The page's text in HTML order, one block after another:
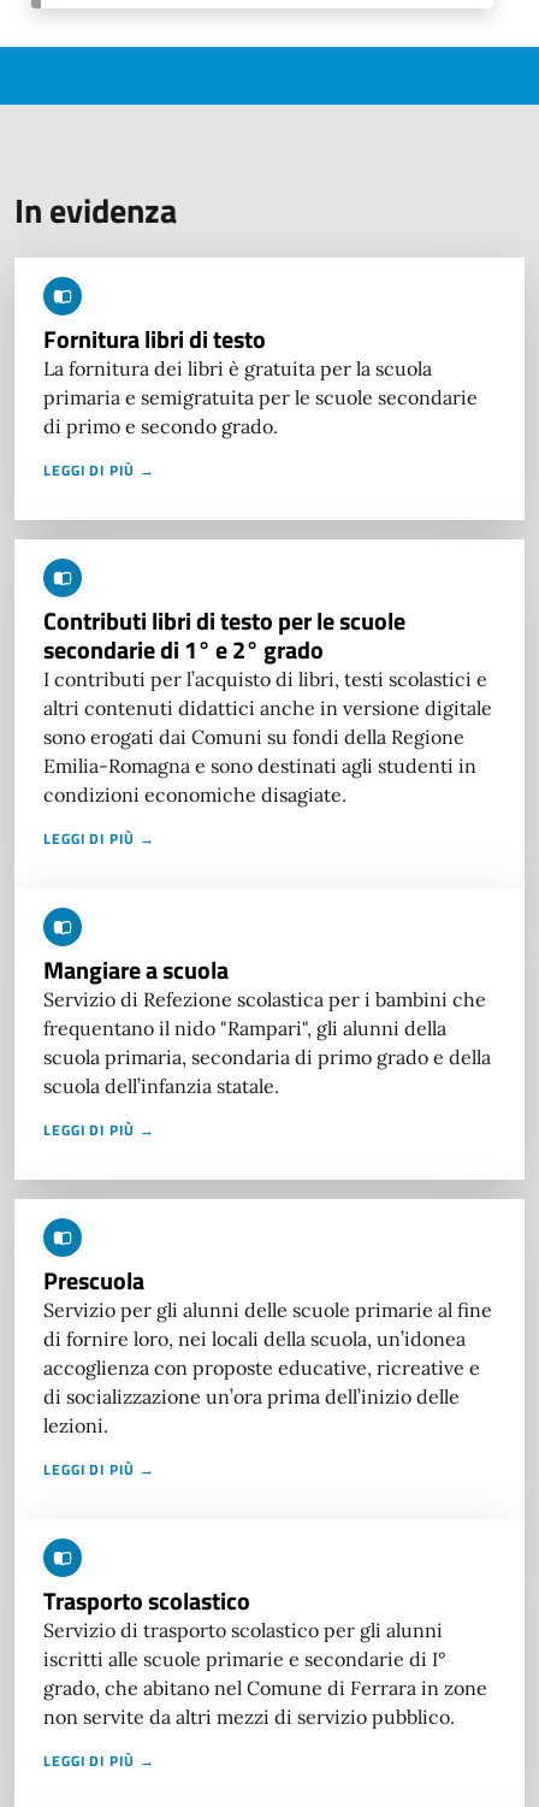
In evidenza
Fornitura libri di testo
La fornitura dei libri è gratuita per la scuola
primaria e semigratuita per le scuole secondarie
di primo e secondo grado.
LEGGI DI PIÙ →
Contributi libri di testo per le scuole
secondarie di 1° e 2° grado
I contributi per l’acquisto di libri, testi scolastici e
altri contenuti didattici anche in versione digitale
sono erogati dai Comuni su fondi della Regione
Emilia-Romagna e sono destinati agli studenti in
condizioni economiche disagiate.
LEGGI DI PIÙ →
Mangiare a scuola
Servizio di Refezione scolastica per i bambini che
frequentano il nido "Rampari", gli alunni della
scuola primaria, secondaria di primo grado e della
scuola dell’infanzia statale.
LEGGI DI PIÙ →
Prescuola
Servizio per gli alunni delle scuole primarie al fine
di fornire loro, nei locali della scuola, un’idonea
accoglienza con proposte educative, ricreative e
di socializzazione un’ora prima dell’inizio delle
lezioni.
LEGGI DI PIÙ →
Trasporto scolastico
Servizio di trasporto scolastico per gli alunni
iscritti alle scuole primarie e secondarie di I°
grado, che abitano nel Comune di Ferrara in zone
non servite da altri mezzi di servizio pubblico.
LEGGI DI PIÙ →